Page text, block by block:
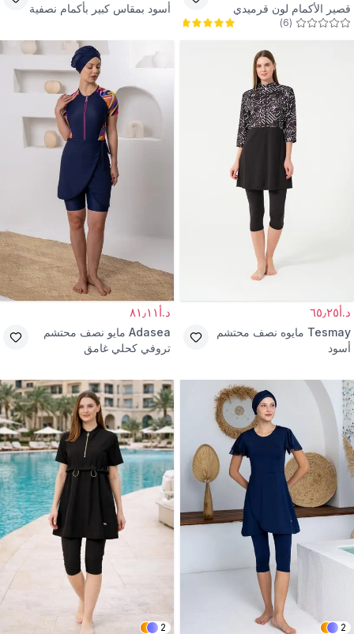
قصير الأكمام لون قرميدي
بسحاب سريع الجفاف مع
(
6
)
أسود بمقاس كبير بأكمام نصفية
د.أ٦٥٫٢٥
Tesmay مايوه نصف محتشم
أسود
د.أ٨١٫١١
Adasea مايو نصف محتشم
تروفي كحلي غامق
2
2